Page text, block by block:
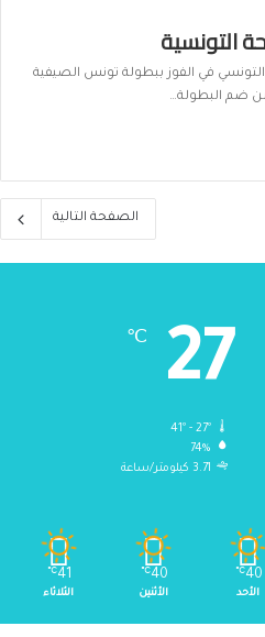
التونسية
في الفوز ببطولة تونس الصيفية
ضم البطولة…
الصفحة التالية
27
℃
41º - 27º
74%
3.71 كيلومتر/ساعة
40
℃
الأحد
40
℃
الأثنين
41
℃
الثلاثاء